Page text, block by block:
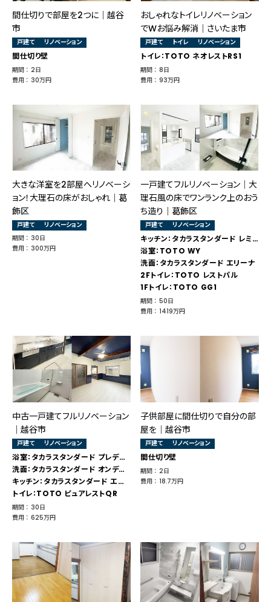
間仕切りで部屋を2つに│越谷
市
戸建て リノベーション
間仕切り壁
期間 ： 2日
費用 ： 30万円
おしゃれなトイレリノベーション
でWお悩み解消｜さいたま市
戸建て トイレ リノベーション
トイレ：TOTO ネオレストRS1
期間 ： 8日
費用 ： 93万円
大きな洋室を2部屋へリノベーシ
ョン！大理石の床がおしゃれ｜葛
飾区
戸建て
リノベーション
期間 ： 30日
費用 ： 300万円
一戸建てフルリノベーション│大
理石風の床でワンランク上のおう
ち造り｜葛飾区
戸建て リノベーション
キッチン：タカラスタンダード レミュー
浴室：TOTO WY
洗面：タカラスタンダード エリーナ
2Fトイレ：TOTO レストパル
1Fトイレ：TOTO GG1
期間 ： 50日
費用 ： 1419万円
中古一戸建てフルリノベーション
｜越谷市
戸建て リノベーション
浴室：タカラスタンダード プレデンシア
洗面：タカラスタンダード オンディーヌ
キッチン：タカラスタンダード エーデル
トイレ：TOTO ピュアレストQR
期間 ： 30日
費用 ： 625万円
子供部屋に間仕切りで自分の部
屋を│越谷市
戸建て リノベーション
間仕切り壁
期間 ： 2日
費用 ： 18.7万円